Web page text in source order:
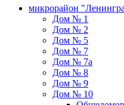
микрорайон
Дом № 1
Дом № 2
Дом № 5
Дом № 7
Дом № 7а
Дом № 8
Дом № 9
Дом № 10